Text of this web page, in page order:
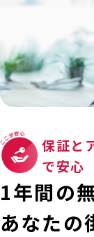
保証と
で安心
1年間の
あなたの